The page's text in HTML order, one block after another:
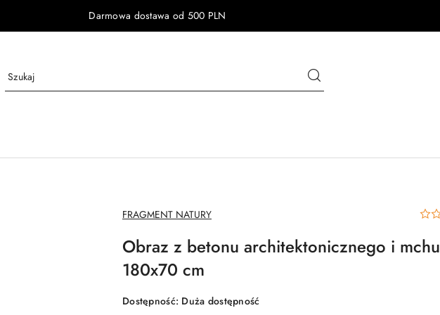
Darmowa dostawa od 500 PLN
NAZWA
PRODUCENTA:
FRAGMENT NATURY
Obraz z betonu architektonicznego i mchu
180x70 cm
Dostępność: Duża dostępność